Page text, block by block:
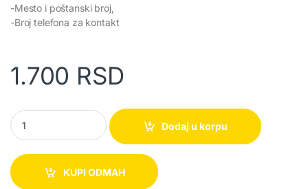
-Mesto i poštanski broj,
-Broj telefona za kontakt
1.700 RSD
Bežični kontroler Dualshock 3 quantity
Dodaj u korpu
KUPI ODMAH